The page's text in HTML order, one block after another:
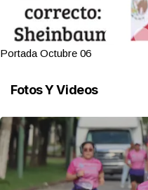
Portada Octubre 06
Fotos Y Videos